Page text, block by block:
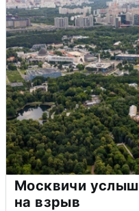
Москвичи
на взрыв